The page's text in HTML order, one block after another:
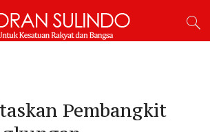
Pembangkit